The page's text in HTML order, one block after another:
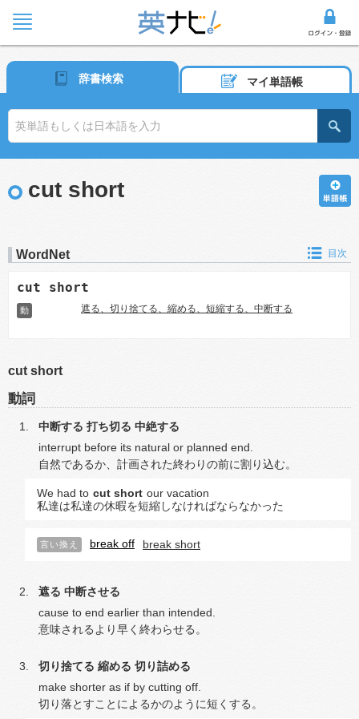
辞書検索 マイ単語帳
cut short
WordNet 目次
cut short
動 遮る、切り捨てる、縮める、短縮する、中断する
cut short
動詞
中断する 打ち切る 中絶する
interrupt before its natural or planned end.
自然であるか、計画された終わりの前に割り込む。
We had to cut short our vacation
私達は私達の休暇を短縮しなければならなかった
言い換え break off break short
遮る 中断させる
cause to end earlier than intended.
意味されるより早く終わらせる。
切り捨てる 縮める 切り詰める
make shorter as if by cutting off.
切り落とすことによるかのように短くする。